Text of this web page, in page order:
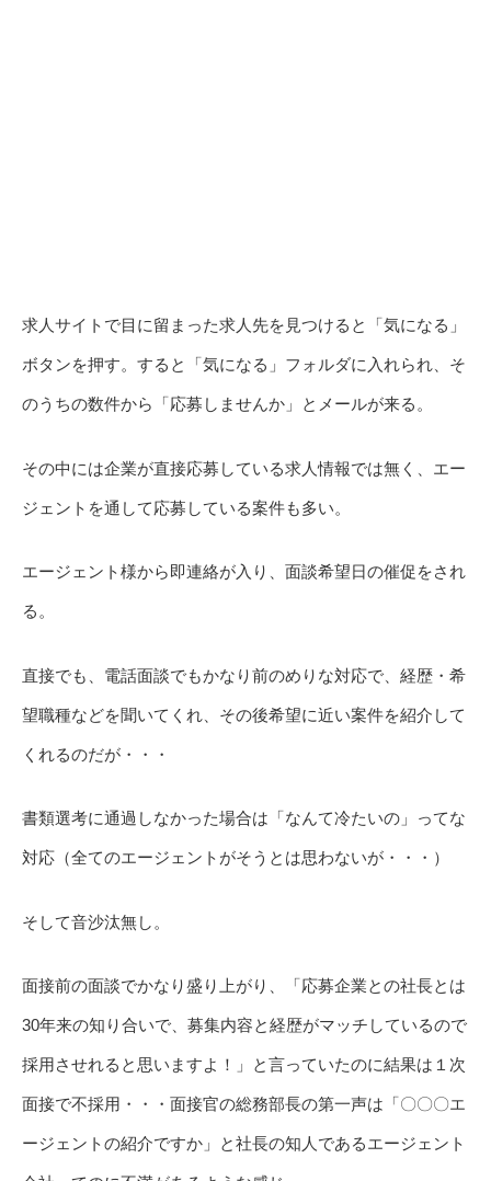
求人サイトで目に留まった求人先を見つけると「気になる」
ボタンを押す。すると「気になる」フォルダに入れられ、そ
のうちの数件から「応募しませんか」とメールが来る。
その中には企業が直接応募している求人情報では無く、エー
ジェントを通して応募している案件も多い。
エージェント様から即連絡が入り、面談希望日の催促をされ
る。
直接でも、電話面談でもかなり前のめりな対応で、経歴・希
望職種などを聞いてくれ、その後希望に近い案件を紹介して
くれるのだが・・・
書類選考に通過しなかった場合は「なんて冷たいの」ってな
対応（全てのエージェントがそうとは思わないが・・・）
そして音沙汰無し。
面接前の面談でかなり盛り上がり、「応募企業との社長とは
30年来の知り合いで、募集内容と経歴がマッチしているので
採用させれると思いますよ！」と言っていたのに結果は１次
面接で不採用・・・面接官の総務部長の第一声は「〇〇〇エ
ージェントの紹介ですか」と社長の知人であるエージェント